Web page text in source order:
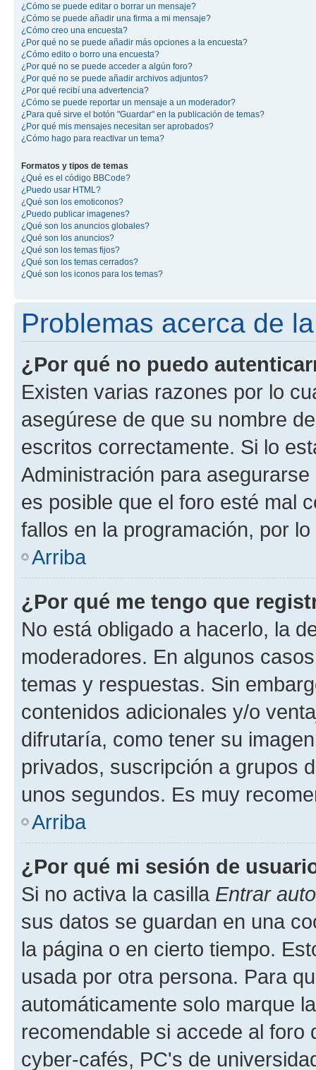
¿Cómo se puede editar o borrar un mensaje?
¿Cómo se puede añadir una firma a mi mensaje?
¿Cómo creo una encuesta?
¿Por qué no se puede añadir más opciones a la encuesta?
¿Cómo edito o borro una encuesta?
¿Por qué no se puede acceder a algún foro?
¿Por qué no se puede añadir archivos adjuntos?
¿Por qué recibí una advertencia?
¿Cómo se puede reportar un mensaje a un moderador?
¿Para qué sirve el botón "Guardar" en la publicación de temas?
¿Por qué mis mensajes necesitan ser aprobados?
¿Cómo hago para reactivar un tema?
Formatos y tipos de temas
¿Qué es el código BBCode?
¿Puedo usar HTML?
¿Qué son los emoticonos?
¿Puedo publicar imagenes?
¿Qué son los anuncios globales?
¿Qué son los anuncios?
¿Qué son los temas fijos?
¿Qué son los temas cerrados?
¿Qué son los iconos para los temas?
Problemas acerca de
¿Por qué no puedo
Existen varias razones por lo
asegúrese de que su nombre
escritos correctamente. Si lo
Administración para
es posible que el foro esté mal
fallos en la programación, por
Arriba
¿Por qué me tengo que
No está obligado a hacerlo, la
moderadores. En algunos
temas y respuestas. Sin
contenidos adicionales y/o
difrutaría, como tener su
privados, suscripción a grupos
unos segundos. Es muy
Arriba
¿Por qué mi sesión de
Si no activa la casilla Entrar
sus datos se guardan en una
la página o en cierto tiempo.
usada por otra persona. Para
automáticamente solo marque
recomendable si accede al foro
cyber-cafés, PC's de